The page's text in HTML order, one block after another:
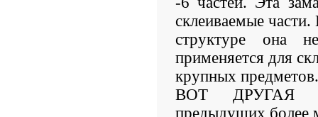
склеиваемые
структуре она
применяется для
крупных предметов.
ВОТ ДРУГАЯ
предыдущих более